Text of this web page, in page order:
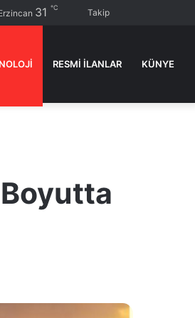
Takip
31 ℃
RESMI İLANLAR KÜNYE